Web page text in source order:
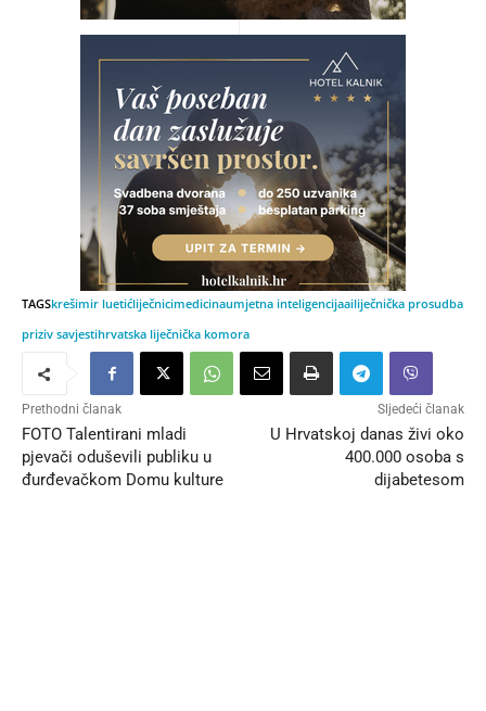
TAGSkrešimir luetićliječnicimedicinaumjetna inteligencijaailiječnička prosudba
priziv savjestihrvatska liječnička komora
Prethodni članak
FOTO Talentirani mladi
pjevači oduševili publiku u
đurđevačkom Domu kulture
Sljedeći članak
U Hrvatskoj danas živi oko
400.000 osoba s
dijabetesom